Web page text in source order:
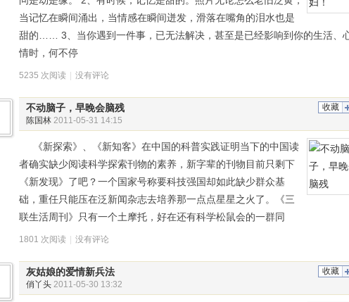
当记忆在瞬间涌出，当情感在瞬间迸发，滑落在嘴角的泪水也是
甜的…… 3、当你遇到一件事，已无法解决，甚至是已经影响到你的生活、
情时，何不停
5235 次阅读 没有评论
收藏
不动脑子，早晚会脑残
陈国林 2011-05-31 14:15
《新探索》、《新知客》在中国的科普实践证明当下的中国读
者确实缺少阅读科学探索刊物的素养，新字辈的刊物目前只剩下
《新发现》了吧？一个国家号称要科技强国却如此缺少群众基
础，重任只能压在泛新闻杂志去培养那一点点星星之火了。《三
联生活周刊》只有一个土摩托，好在还有科学松鼠会的一群同
1801 次阅读 没有评论
收藏
灰姑娘的爱情新兵法
俏丫头 2011-05-30 13:32